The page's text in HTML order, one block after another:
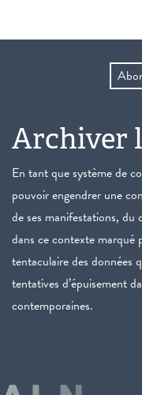
Archiver
En tant que système de
pouvoir engendrer une
de ses manifestations, du
dans ce contexte marqué
tentaculaire des données
tentatives d’épuisement
contemporaines.